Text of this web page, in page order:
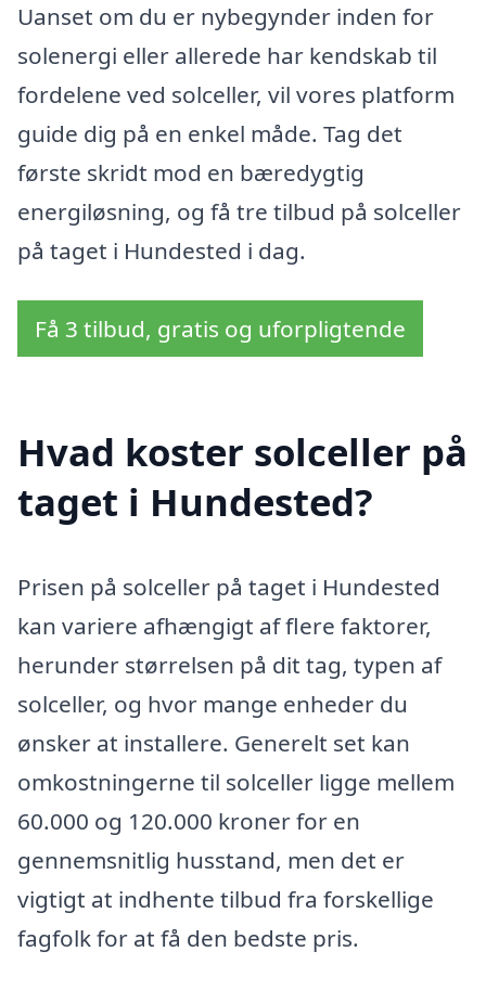
Uanset om du er nybegynder inden for
solenergi eller allerede har kendskab til
fordelene ved solceller, vil vores platform
guide dig på en enkel måde. Tag det
første skridt mod en bæredygtig
energiløsning, og få tre tilbud på solceller
på taget i Hundested i dag.
Få 3 tilbud, gratis og uforpligtende
Hvad koster solceller på
taget i Hundested?
Prisen på solceller på taget i Hundested
kan variere afhængigt af flere faktorer,
herunder størrelsen på dit tag, typen af
solceller, og hvor mange enheder du
ønsker at installere. Generelt set kan
omkostningerne til solceller ligge mellem
60.000 og 120.000 kroner for en
gennemsnitlig husstand, men det er
vigtigt at indhente tilbud fra forskellige
fagfolk for at få den bedste pris.